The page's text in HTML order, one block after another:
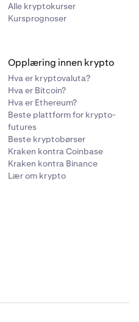
Alle kryptokurser
Kursprognoser
Opplæring innen krypto
Hva er kryptovaluta?
Hva er Bitcoin?
Hva er Ethereum?
Beste plattform for krypto-
futures
Beste kryptobørser
Kraken kontra Coinbase
Kraken kontra Binance
Lær om krypto